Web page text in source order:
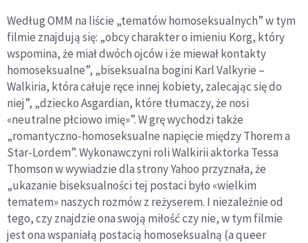
Według OMM na liście „tematów homoseksualnych” w tym
filmie znajdują się: „obcy charakter o imieniu Korg, który
wspomina, że miał dwóch ojców i że miewał kontakty
homoseksualne”, „biseksualna bogini Karl Valkyrie –
Walkiria, która całuje ręce innej kobiety, zalecając się do
niej”, „dziecko Asgardian, które tłumaczy, że nosi
«neutralne płciowo imię»”. W grę wychodzi także
„romantyczno-homoseksualne napięcie między Thorem a
Star-Lordem”. Wykonawczyni roli Walkirii aktorka Tessa
Thomson w wywiadzie dla strony Yahoo przyznała, że
„ukazanie biseksualności tej postaci było «wielkim
tematem» naszych rozmów z reżyserem. I niezależnie od
tego, czy znajdzie ona swoją miłość czy nie, w tym filmie
jest ona wspaniałą postacią homoseksualną (a queer